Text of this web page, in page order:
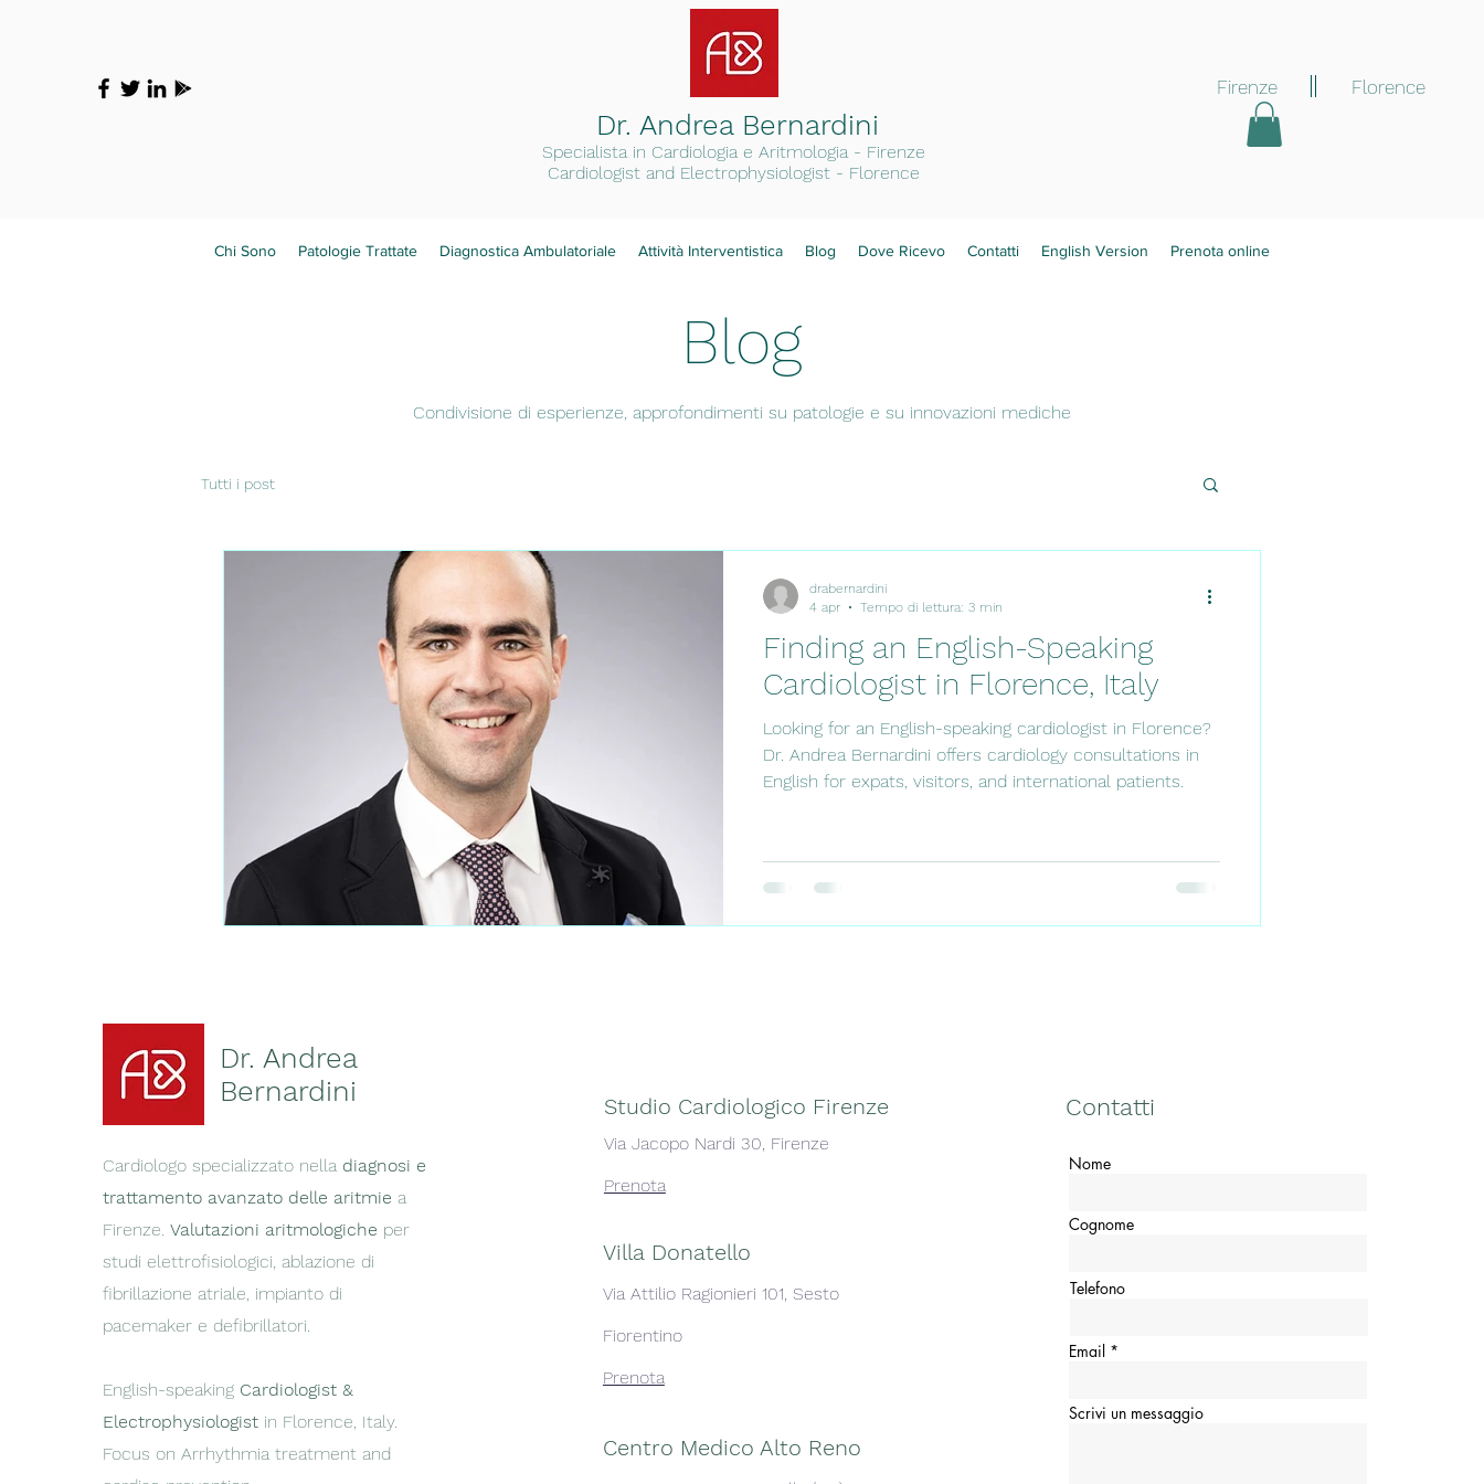
Dr. Andrea Bernardini
Specialista in Cardiologia e Aritmologia - Firenze
Cardiologist and Electrophysiologist - Florence
Firenze Florence
Chi Sono Patologie Trattate Diagnostica Ambulatoriale Attività Interventistica Blog Dove Ricevo Contatti English Version Prenota online
Blog
Condivisione di esperienze, approfondimenti su patologie e su innovazioni mediche
Tutti i post
Finding an English-Speaking
Cardiologist in Florence, Italy
Looking for an English-speaking cardiologist in Florence?
Dr. Andrea Bernardini offers cardiology consultations in
English for expats, visitors, and international patients.
drabernardini
4 apr
Tempo di lettura: 3 min
Dr. Andrea
Bernardini
Cardiologo specializzato nella diagnosi e
trattamento avanzato delle aritmie a
Firenze. Valutazioni aritmologiche per
studi elettrofisiologici, ablazione di
fibrillazione atriale, impianto di
pacemaker e defibrillatori.
English-speaking Cardiologist &
Electrophysiologist in Florence, Italy.
Focus on Arrhythmia treatment and
Studio Cardiologico Firenze
Via Jacopo Nardi 30, Firenze
Prenota
Villa Donatello
Via Attilio Ragionieri 101, Sesto
Fiorentino
Prenota
Centro Medico Alto Reno
Contatti
Nome
Cognome
Telefono
Email
Scrivi un messaggio